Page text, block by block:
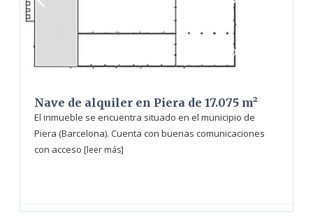
Nave de alquiler en Piera de 17.075 m²
El inmueble se encuentra situado en el municipio de
Piera (Barcelona). Cuenta con buenas comunicaciones
con acceso [leer más]